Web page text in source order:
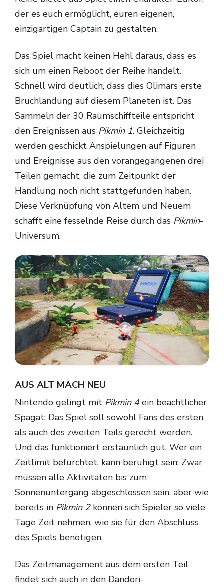
der es euch ermöglicht, euren eigenen,
einzigartigen Captain zu gestalten.
Das Spiel macht keinen Hehl daraus, dass es
sich um einen Reboot der Reihe handelt.
Schnell wird deutlich, dass dies Olimars erste
Bruchlandung auf diesem Planeten ist. Das
Sammeln der 30 Raumschiffteile entspricht
den Ereignissen aus Pikmin 1. Gleichzeitig
werden geschickt Anspielungen auf Figuren
und Ereignisse aus den vorangegangenen drei
Teilen gemacht, die zum Zeitpunkt der
Handlung noch nicht stattgefunden haben.
Diese Verknüpfung von Altem und Neuem
schafft eine fesselnde Reise durch das Pikmin-
Universum.
AUS ALT MACH NEU
Nintendo gelingt mit Pikmin 4ein beachtlicher
Spagat: Das Spiel soll sowohl Fans des ersten
als auch des zweiten Teils gerecht werden.
Und das funktioniert erstaunlich gut. Wer ein
Zeitlimit befürchtet, kann beruhigt sein: Zwar
müssen alle Aktivitäten bis zum
Sonnenuntergang abgeschlossen sein, aber wie
bereits in Pikmin 2können sich Spieler so viele
Tage Zeit nehmen, wie sie für den Abschluss
des Spiels benötigen.
Das Zeitmanagement aus dem ersten Teil
findet sich auch in den Dandori-